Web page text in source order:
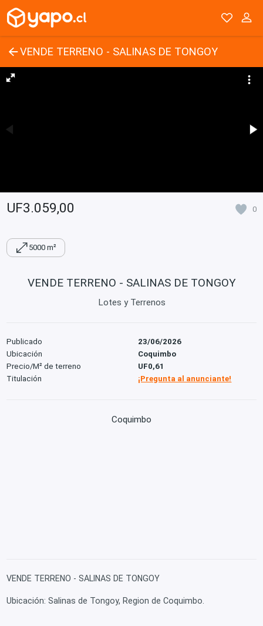
VENDE TERRENO - SALINAS DE TONGOY
UF3.059,00 0
5000 m²
VENDE TERRENO - SALINAS DE TONGOY
Lotes y Terrenos
Publicado
23/06/2026
Ubicación
Coquimbo
Precio/M² de terreno
UF0,61
Titulación
¡Pregunta al anunciante!
Coquimbo
VENDE TERRENO - SALINAS DE TONGOY
Ubicación: Salinas de Tongoy, Region de Coquimbo.